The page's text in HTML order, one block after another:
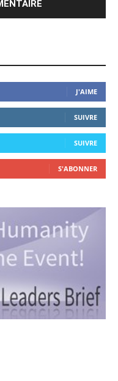
J'AIME
SUIVRE
SUIVRE
S'ABONNER